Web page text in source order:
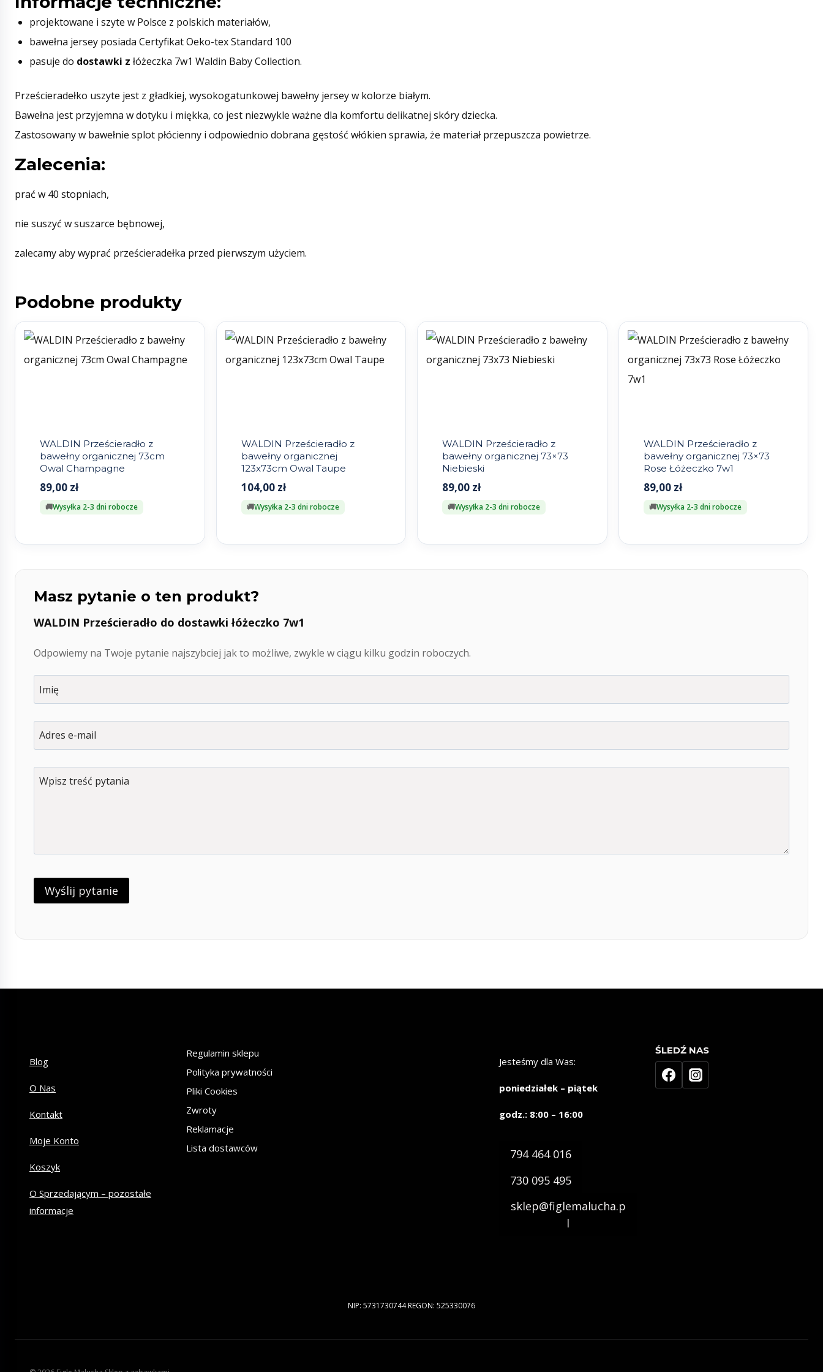
projektowane i szyte w Polsce z polskich materiałów,
bawełna jersey posiada Certyfikat Oeko-tex Standard 100
pasuje do dostawki z łóżeczka 7w1 Waldin Baby Collection.
Prześcieradełko uszyte jest z gładkiej, wysokogatunkowej bawełny jersey w kolorze białym.
Bawełna jest przyjemna w dotyku i miękka, co jest niezwykle ważne dla komfortu delikatnej skóry dziecka.
Zastosowany w bawełnie splot płócienny i odpowiednio dobrana gęstość włókien sprawia, że materiał przepuszcza powietrze.
Zalecenia:
prać w 40 stopniach,
nie suszyć w suszarce bębnowej,
zalecamy aby wyprać prześcieradełka przed pierwszym użyciem.
Podobne produkty
WALDIN Prześcieradło z
bawełny organicznej 73cm
Owal Champagne
89,00 zł
Wysyłka 2-3 dni robocze
WALDIN Prześcieradło z
bawełny organicznej
123x73cm Owal Taupe
104,00 zł
Wysyłka 2-3 dni robocze
WALDIN Prześcieradło z
bawełny organicznej 73×73
Niebieski
89,00 zł
Wysyłka 2-3 dni robocze
WALDIN Prześcieradło z
bawełny organicznej 73×73
Rose Łóżeczko 7w1
89,00 zł
Wysyłka 2-3 dni robocze
Masz pytanie o ten produkt?
WALDIN Prześcieradło do dostawki łóżeczko 7w1
Odpowiemy na Twoje pytanie najszybciej jak to możliwe, zwykle w ciągu kilku godzin roboczych.
Blog
O Nas
Kontakt
Moje Konto
Koszyk
O Sprzedającym – pozostałe
informacje
Regulamin sklepu
Polityka prywatności
Pliki Cookies
Zwroty
Reklamacje
Lista dostawców
Jesteśmy dla Was:
poniedziałek – piątek
godz.: 8:00 – 16:00
794 464 016
730 095 495
sklep@figlemalucha.p
l
ŚLEDŹ NAS
NIP: 5731730744 REGON: 525330076